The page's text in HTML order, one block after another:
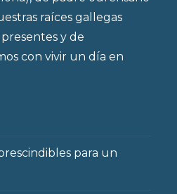
raíces gallegas
y de
con vivir un día en
para un